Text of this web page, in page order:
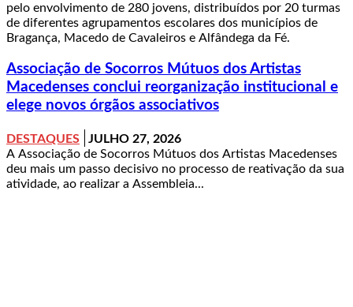
pelo envolvimento de 280 jovens, distribuídos por 20 turmas
de diferentes agrupamentos escolares dos municípios de
Bragança, Macedo de Cavaleiros e Alfândega da Fé.
Associação de Socorros Mútuos dos Artistas
Macedenses conclui reorganização institucional e
elege novos órgãos associativos
DESTAQUES
JULHO 27, 2026
A Associação de Socorros Mútuos dos Artistas Macedenses
deu mais um passo decisivo no processo de reativação da sua
atividade, ao realizar a Assembleia...